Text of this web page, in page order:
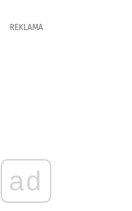
REKLAMA
ad